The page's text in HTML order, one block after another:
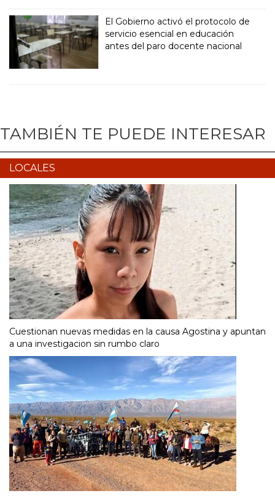
El Gobierno activó el protocolo de
servicio esencial en educación
antes del paro docente nacional
TAMBIÉN TE PUEDE INTERESAR
LOCALES
Cuestionan nuevas medidas en la causa Agostina y apuntan
a una investigacion sin rumbo claro